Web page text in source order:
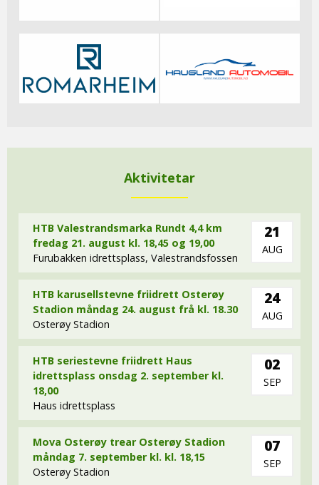
Aktivitetar
HTB Valestrandsmarka Rundt 4,4 km
fredag 21. august kl. 18,45 og 19,00
Furubakken idrettsplass, Valestrandsfossen
21
AUG
HTB karusellstevne friidrett Osterøy
Stadion måndag 24. august frå kl. 18.30
Osterøy Stadion
24
AUG
HTB seriestevne friidrett Haus
idrettsplass onsdag 2. september kl.
18,00
Haus idrettsplass
02
SEP
Mova Osterøy trear Osterøy Stadion
måndag 7. september kl. kl. 18,15
Osterøy Stadion
07
SEP